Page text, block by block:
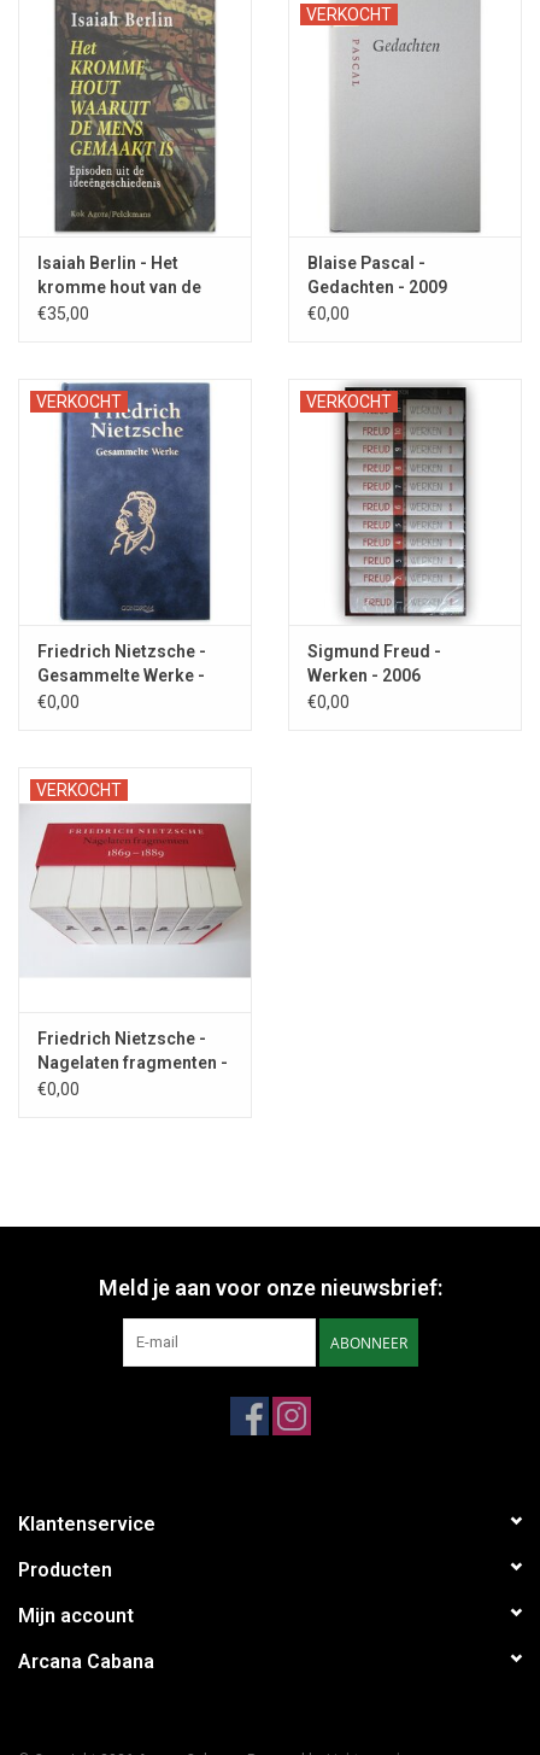
Isaiah Berlin - Het
kromme hout van de
mens - 1994
€35,00
VERKOCHT
Blaise Pascal -
Gedachten - 2009
€0,00
VERKOCHT
Friedrich Nietzsche -
Gesammelte Werke -
2005
€0,00
VERKOCHT
Sigmund Freud -
Werken - 2006
€0,00
VERKOCHT
Friedrich Nietzsche -
Nagelaten fragmenten -
2007
€0,00
Meld je aan voor onze nieuwsbrief:
ABONNEER
Klantenservice
Producten
Mijn account
Arcana Cabana